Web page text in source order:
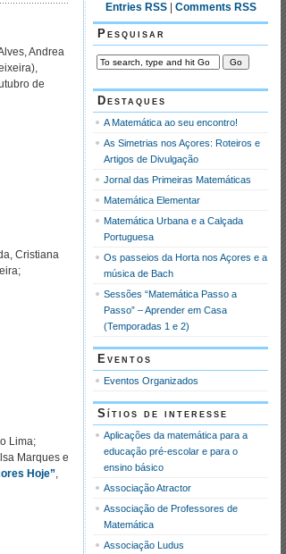
Andrea
de
Cristiana
Lima;
Marques e
Hoje”,
Entries RSS| Comments RSS
Pesquisar
Destaques
A Matemática ao seu encontro!
As Simetrias nos Açores: Roteiros e
Artigos de Divulgação
Jornal das Primeiras Matemáticas
Matemática Elementar
Matemática Urbana e a Calçada
Portuguesa
Os passeios da Horta nos Açores e a
música de Bach
Sessões “Matemática Passo a
Passo” – Aprender em Casa
(Temporadas 1 e 2)
Eventos
Eventos Organizados
Sítios de interesse
Aplicações da matemática para a
educação pré-escolar e para o
ensino básico
Associação Atractor
Associação de Professores de
Matemática
Associação Ludus